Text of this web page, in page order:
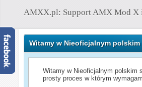
AMXX.pl: Support AMX Mod X
Witamy w Nieoficjalnym
Witamy w Nieoficjalnym polskim
prosty proces w którym